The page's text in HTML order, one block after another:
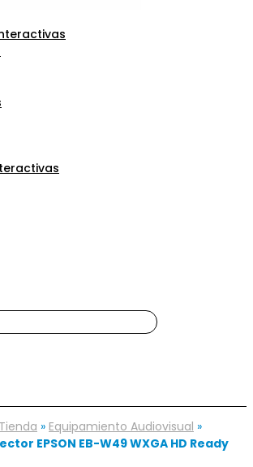
Tienda » Equipamiento Audiovisual »
EPSON EB-W49 WXGA HD Ready